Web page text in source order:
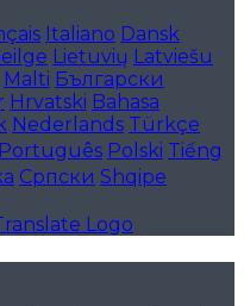
Italiano Dansk
Lietuvių Latviešu
Malti Български
Hrvatski Bahasa
Nederlands Türkçe
Português Polski Tiếng
Српски Shqipe